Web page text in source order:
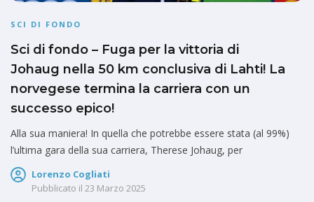
SCI DI FONDO
Sci di fondo – Fuga per la vittoria di
Johaug nella 50 km conclusiva di Lahti! La
norvegese termina la carriera con un
successo epico!
Alla sua maniera! In quella che potrebbe essere stata (al 99%)
l’ultima gara della sua carriera, Therese Johaug, per
Lorenzo Cogliati
Pubblicato il 23 Marzo 2025